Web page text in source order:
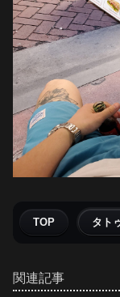
TOP タト
関連記事